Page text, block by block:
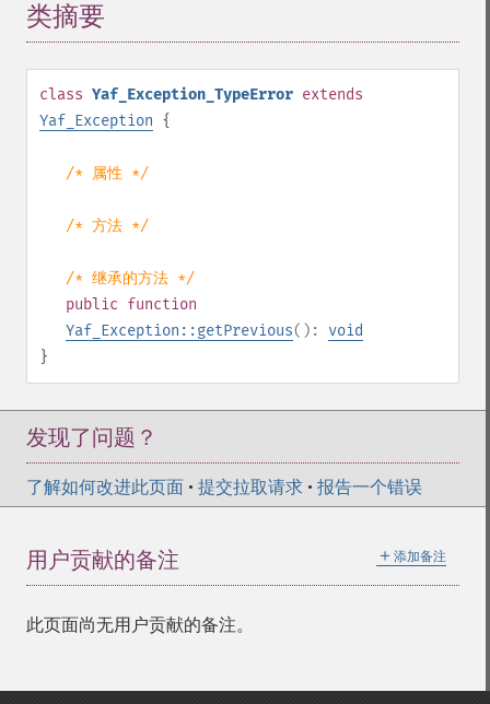
类摘要
class Yaf_Exception_TypeError extends
Yaf_Exception {
/* 属性 */
/* 方法 */
/* 继承的方法 */
public function
Yaf_Exception::getPrevious(): void
}
发现了问题？
了解如何改进此页面 • 提交拉取请求 • 报告一个错误
＋ 添加备注
用户贡献的备注
此页面尚无用户贡献的备注。